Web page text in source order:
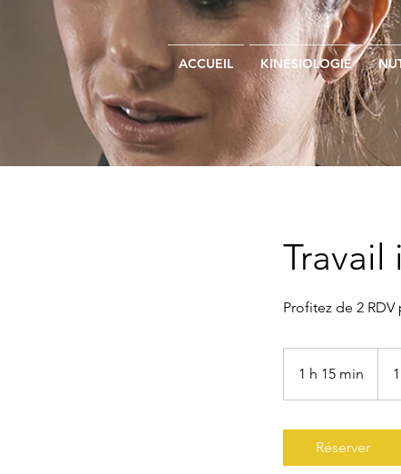
ACCUEIL KINÉSIOLOGIE
Travail
Profitez de 2
1 h 15 min
1
Réserver